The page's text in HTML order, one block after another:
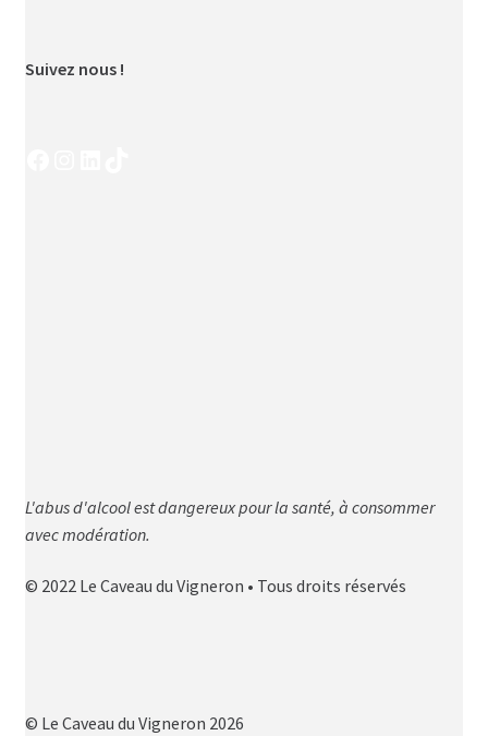
Suivez nous !
L'abus d'alcool est dangereux pour la santé, à consommer
avec modération.
© 2022 Le Caveau du Vigneron • Tous droits réservés
© Le Caveau du Vigneron 2026